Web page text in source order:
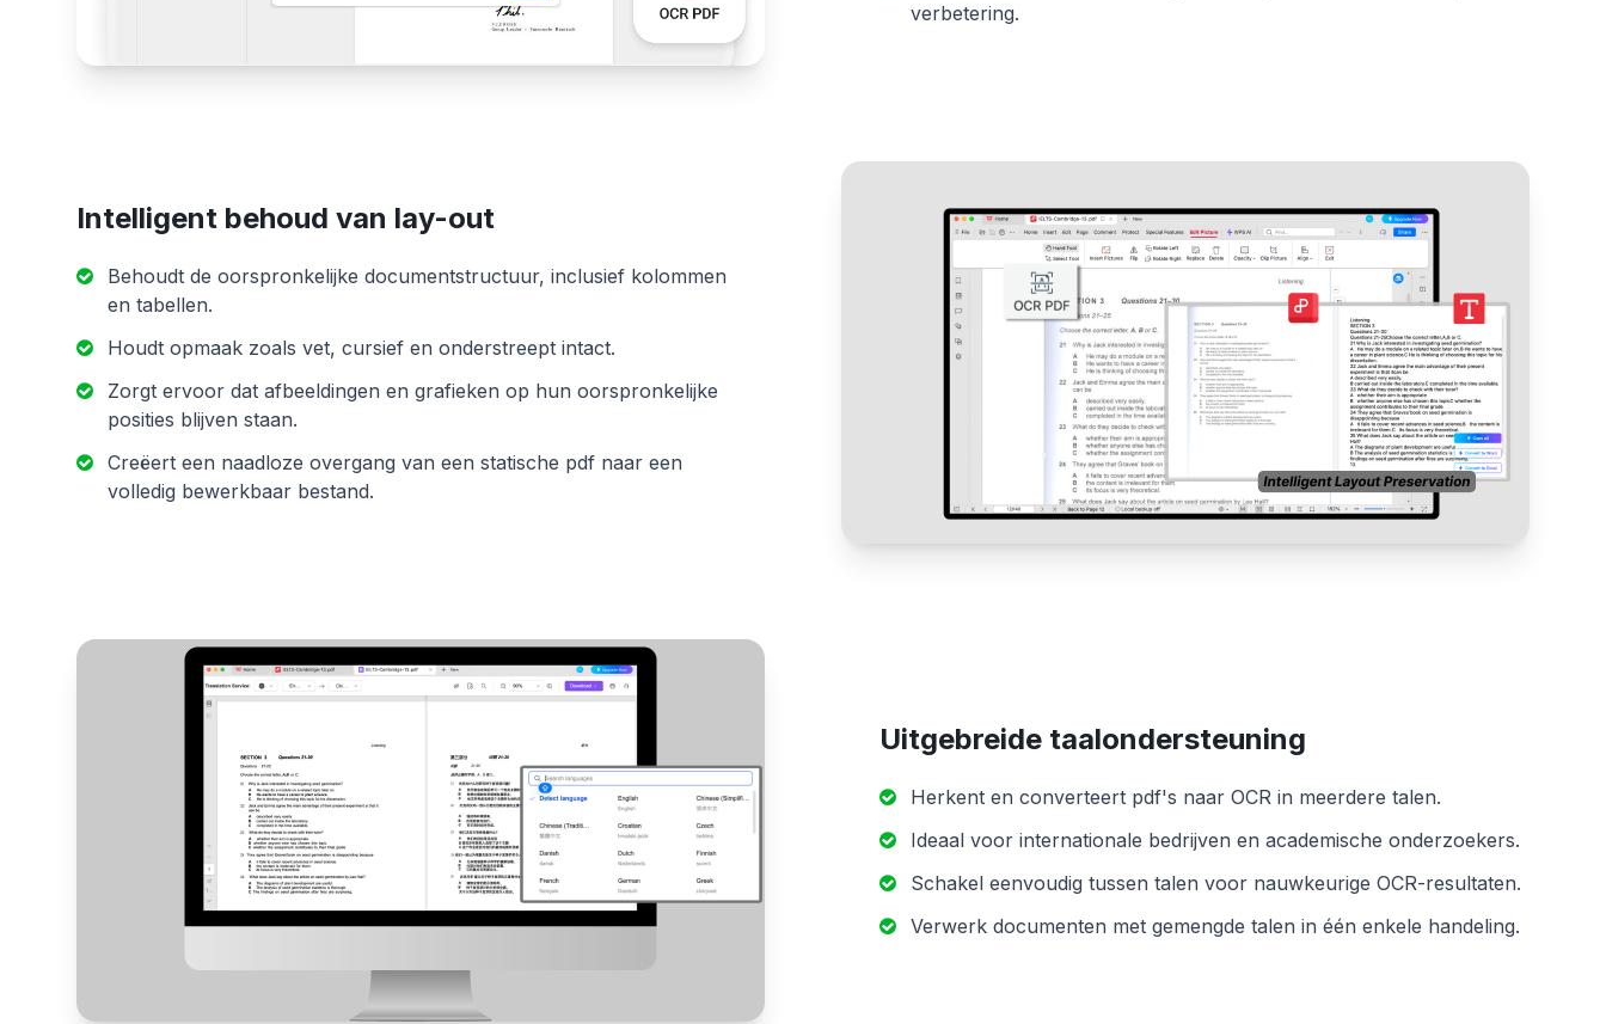
verbetering.
Intelligent behoud van lay-out
Behoudt de oorspronkelijke documentstructuur, inclusief kolommen
en tabellen.
Houdt opmaak zoals vet, cursief en onderstreept intact.
Zorgt ervoor dat afbeeldingen en grafieken op hun oorspronkelijke
posities blijven staan.
Creëert een naadloze overgang van een statische pdf naar een
volledig bewerkbaar bestand.
Uitgebreide taalondersteuning
Herkent en converteert pdf's naar OCR in meerdere talen.
Ideaal voor internationale bedrijven en academische onderzoekers.
Schakel eenvoudig tussen talen voor nauwkeurige OCR-resultaten.
Verwerk documenten met gemengde talen in één enkele handeling.